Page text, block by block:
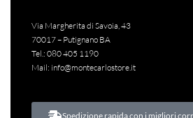
Via Margherita di Savoia, 43
70017 – Putignano BA
Tel.: 080 405 1190
Mail: info@montecarlostore.it
Spedizione rapida con i migliori